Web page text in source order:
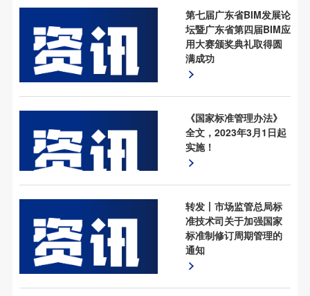
第七届广东省BIM发展论
坛暨广东省第四届BIM应
用大赛颁奖典礼取得圆
满成功
《国家标准管理办法》
全文，2023年3月1日起
实施！
转发丨市场监管总局标
准技术司关于加强国家
标准制修订周期管理的
通知